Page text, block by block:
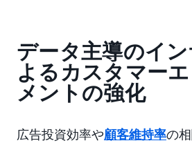
データ主導のイ
よるカスタマー
メントの強化
広告投資効率や顧客維持率の